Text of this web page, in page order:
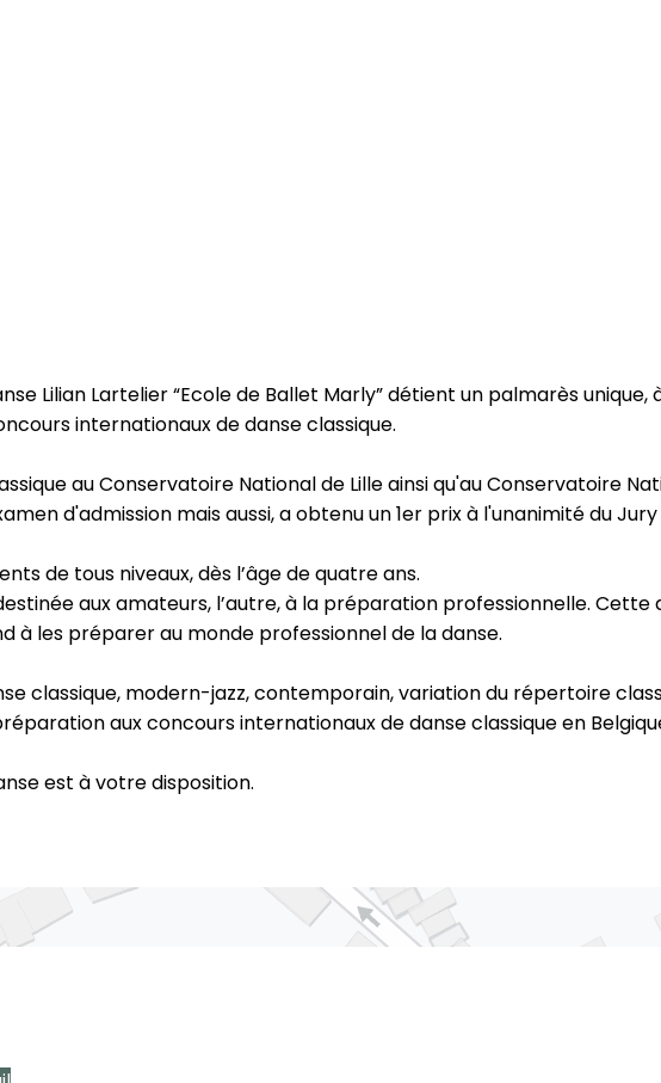
Lilian Lartelier “Ecole de Ballet Marly” détient un palmarès
internationaux de danse classique.
au Conservatoire National de Lille ainsi qu'au Conservatoire
d'admission mais aussi, a obtenu un 1er prix à l'unanimité du
de tous niveaux, dès l’âge de quatre ans.
aux amateurs, l’autre, à la préparation professionnelle.
à les préparer au monde professionnel de la danse.
classique, modern-jazz, contemporain, variation du répertoire
aux concours internationaux de danse classique en
est à votre disposition.